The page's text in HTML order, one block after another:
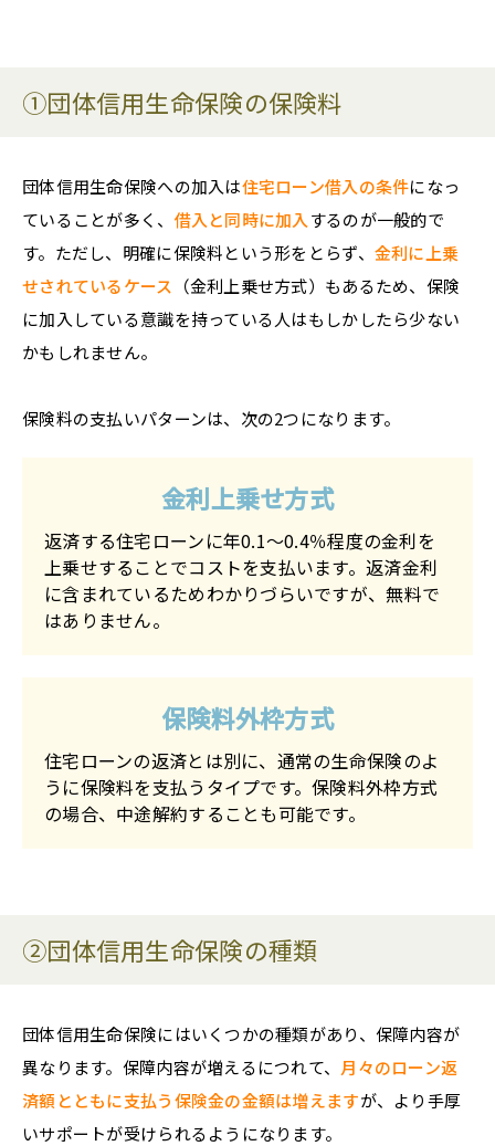
①団体信用生命保険の保険料
団体信用生命保険への加入は住宅ローン借入の条件になっ
ていることが多く、 借入と同時に加入 するのが一般的で
す。ただし、明確に保険料という形をとらず、 金利に上乗
せされているケース
（金利上乗せ方式）もあるため、保険
に加入している意識を持っている人はもしかしたら少ない
かもしれません。
保険料の支払いパターンは、次の2つになります。
金利上乗せ方式
返済する住宅ローンに年0.1～0.4％程度の金利を
上乗せすることでコストを支払います。返済金利
に含まれているためわかりづらいですが、無料で
はありません。
保険料外枠方式
住宅ローンの返済とは別に、通常の生命保険のよ
うに保険料を支払うタイプです。保険料外枠方式
の場合、中途解約することも可能です。
②団体信用生命保険の種類
団体信用生命保険にはいくつかの種類があり、保障内容が
異なります。保障内容が増えるにつれて、 月々のローン返
済額とともに支払う保険金の金額は増えますが、より手厚
いサポートが受けられるようになります。